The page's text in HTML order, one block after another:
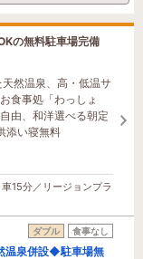
の無料駐車場完備
然温泉、高・低温サ
食事処「わっしょ
由、和洋選べる朝定
添い寝無料
15分／リージョンプラ
ダブル 食事なし
温泉併設◆駐車場無